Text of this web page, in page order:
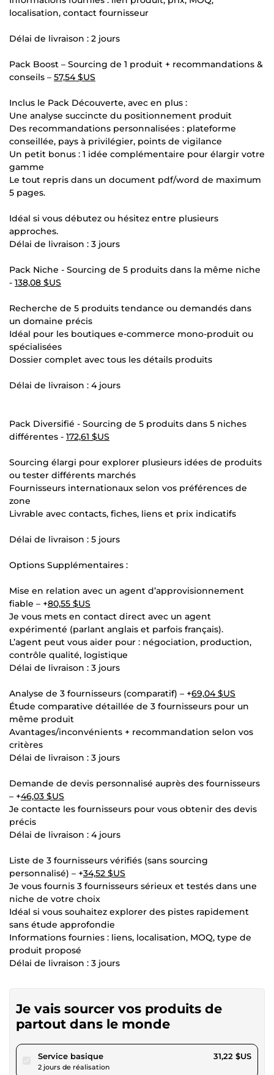
localisation, contact fournisseur
Délai de livraison : 2 jours
Pack Boost – Sourcing de 1 produit + recommandations &
conseils – 57,54 $US
Inclus le Pack Découverte, avec en plus :
Une analyse succincte du positionnement produit
Des recommandations personnalisées : plateforme
conseillée, pays à privilégier, points de vigilance
Un petit bonus : 1 idée complémentaire pour élargir votre
gamme
Le tout repris dans un document pdf/word de maximum
5 pages.
Idéal si vous débutez ou hésitez entre plusieurs
approches.
Délai de livraison : 3 jours
Pack Niche - Sourcing de 5 produits dans la même niche
- 138,08 $US
Recherche de 5 produits tendance ou demandés dans
un domaine précis
Idéal pour les boutiques e-commerce mono-produit ou
spécialisées
Dossier complet avec tous les détails produits
Délai de livraison : 4 jours
Pack Diversifié - Sourcing de 5 produits dans 5 niches
différentes - 172,61 $US
Sourcing élargi pour explorer plusieurs idées de produits
ou tester différents marchés
Fournisseurs internationaux selon vos préférences de
zone
Livrable avec contacts, fiches, liens et prix indicatifs
Délai de livraison : 5 jours
Options Supplémentaires :
Mise en relation avec un agent d’approvisionnement
fiable – +80,55 $US
Je vous mets en contact direct avec un agent
expérimenté (parlant anglais et parfois français).
L’agent peut vous aider pour : négociation, production,
contrôle qualité, logistique
Délai de livraison : 3 jours
Analyse de 3 fournisseurs (comparatif) – +69,04 $US
Étude comparative détaillée de 3 fournisseurs pour un
même produit
Avantages/inconvénients + recommandation selon vos
critères
Délai de livraison : 3 jours
Demande de devis personnalisé auprès des fournisseurs
– +46,03 $US
Je contacte les fournisseurs pour vous obtenir des devis
précis
Délai de livraison : 4 jours
Liste de 3 fournisseurs vérifiés (sans sourcing
personnalisé) – +34,52 $US
Je vous fournis 3 fournisseurs sérieux et testés dans une
niche de votre choix
Idéal si vous souhaitez explorer des pistes rapidement
sans étude approfondie
Informations fournies : liens, localisation, MOQ, type de
produit proposé
Délai de livraison : 3 jours
Je vais sourcer vos produits de
partout dans le monde
Service basiquepour 28,77 $US
2 jours de réalisation
31,22 $US